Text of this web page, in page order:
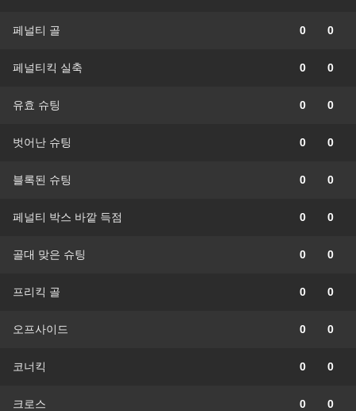
페널티 골 0 0
페널티킥 실축 0 0
유효 슈팅 0 0
벗어난 슈팅 0 0
블록된 슈팅 0 0
페널티 박스 바깥 득점 0 0
골대 맞은 슈팅 0 0
프리킥 골 0 0
오프사이드 0 0
코너킥 0 0
크로스 0 0